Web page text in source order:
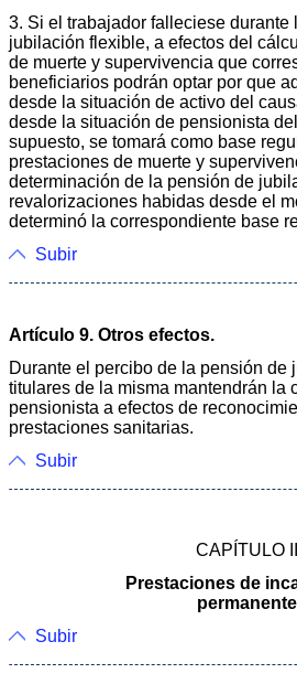
3. Si el trabajador falleciese durante
jubilación flexible, a efectos del
de muerte y supervivencia que
beneficiarios podrán optar por que
desde la situación de activo del
desde la situación de pensionista
supuesto, se tomará como base
prestaciones de muerte y
determinación de la pensión de
revalorizaciones habidas desde el
determinó la correspondiente base
Subir
Artículo 9. Otros efectos.
Durante el percibo de la pensión de
titulares de la misma mantendrán la
pensionista a efectos de
prestaciones sanitarias.
Subir
CAPÍTULO II
Prestaciones de
permanente
Subir